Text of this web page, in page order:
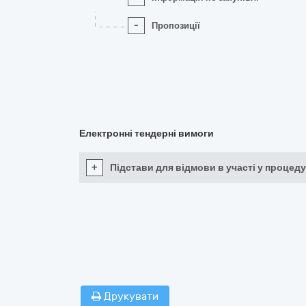
- Пропозиції
Електронні тендерні вимоги
+ Підстави для відмови в участі у
Друкувати